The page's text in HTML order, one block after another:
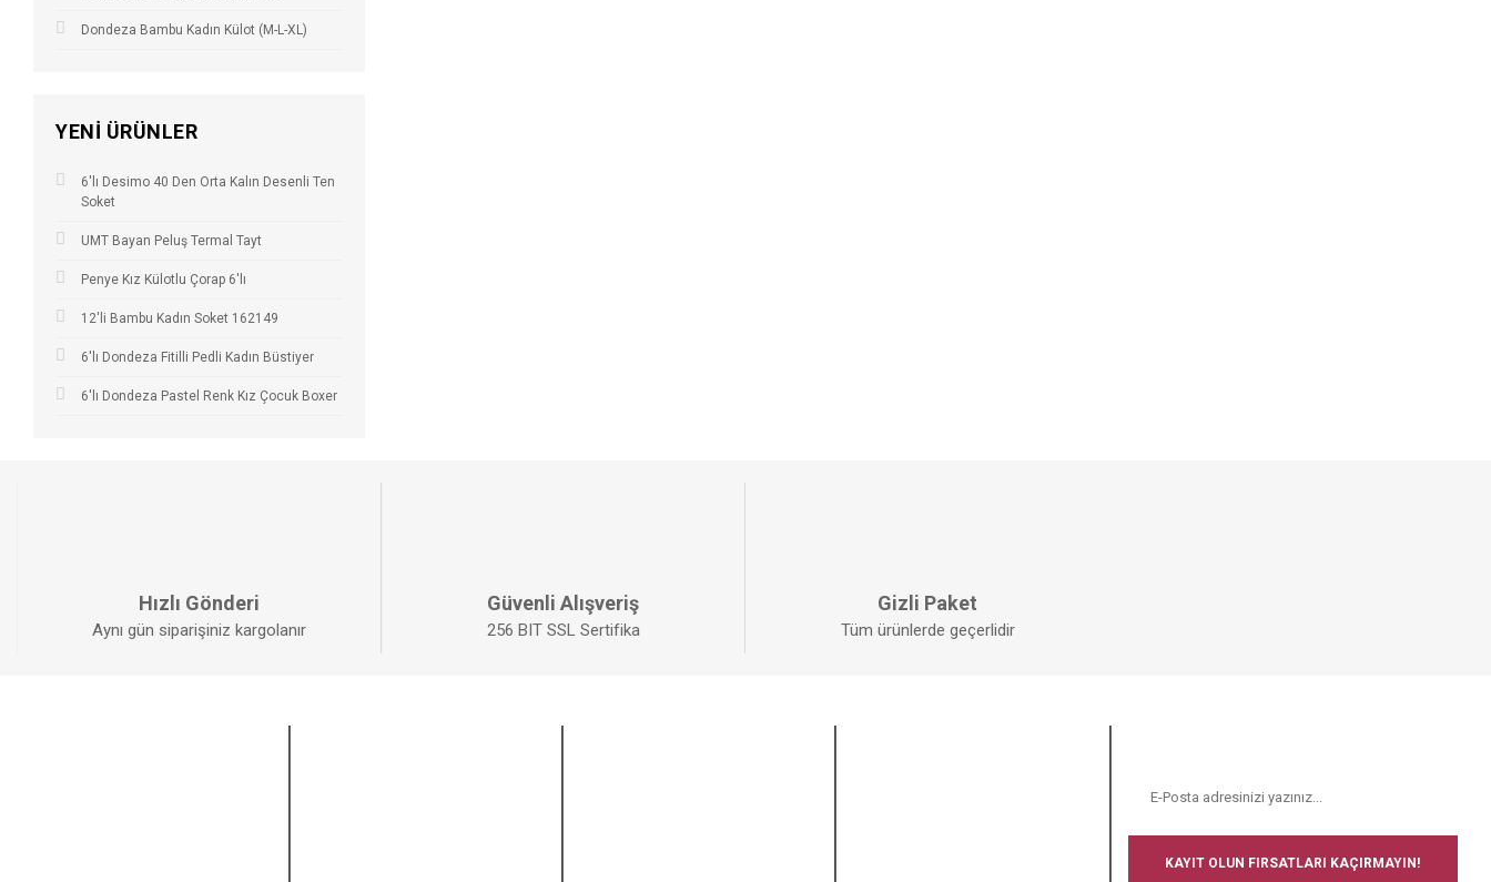
Dondeza Bambu Kadın Külot (M-L-XL)
YENI ÜRÜNLER
6'lı Desimo 40 Den Orta Kalın Desenli Ten
Soket
UMT Bayan Peluş Termal Tayt
Penye Kız Külotlu Çorap 6'lı
12'li Bambu Kadın Soket 162149
6'lı Dondeza Fitilli Pedli Kadın Büstiyer
6'lı Dondeza Pastel Renk Kız Çocuk Boxer
Hızlı Gönderi
Aynı gün siparişiniz kargolanır
Güvenli Alışveriş
256 BIT SSL Sertifika
Gizli Paket
Tüm ürünlerde geçerlidir
KAYIT OLUN FIRSATLARI KAÇIRMAYIN!